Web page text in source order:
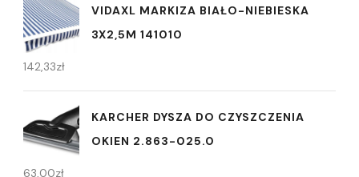
VIDAXL MARKIZA BIAŁO-NIEBIESKA
3X2,5M 141010
142,33zł
KARCHER DYSZA DO CZYSZCZENIA
OKIEN 2.863-025.0
63,00zł